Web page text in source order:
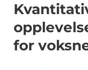
for